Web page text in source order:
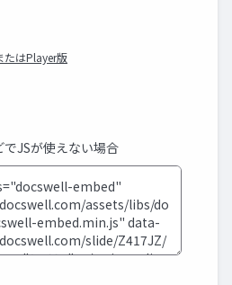
たはPlayer版
でJSが使えない場合